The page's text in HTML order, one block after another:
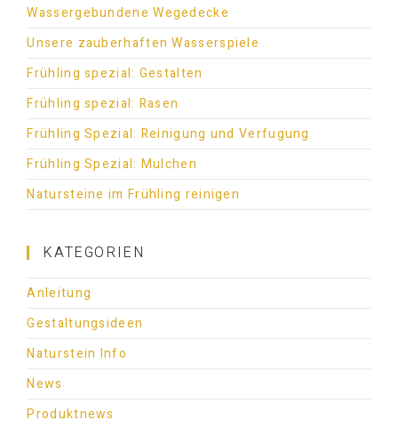
Wassergebundene Wegedecke
Unsere zauberhaften Wasserspiele
Frühling spezial: Gestalten
Frühling spezial: Rasen
Frühling Spezial: Reinigung und Verfugung
Frühling Spezial: Mulchen
Natursteine im Frühling reinigen
KATEGORIEN
Anleitung
Gestaltungsideen
Naturstein Info
News
Produktnews